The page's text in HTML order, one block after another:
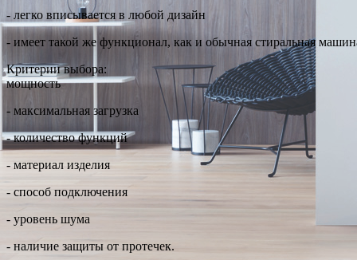
- легко вписывается в любой дизайн
- имеет такой же функционал, как и обычная стиральная
Критерии выбора:
мощность
- максимальная загрузка
- количество функций
- материал изделия
- способ подключения
- уровень шума
- наличие защиты от протечек.